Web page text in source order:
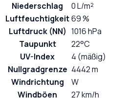
Niederschlag
0 L/m²
Luftfeuchtigkeit69 %
Luftdruck (NN) 1016 hPa
Taupunkt
22°C
UV-Index
4 (mäßig)
Nullgradgrenze 4442 m
Windrichtung
W
Windböen
27 km/h